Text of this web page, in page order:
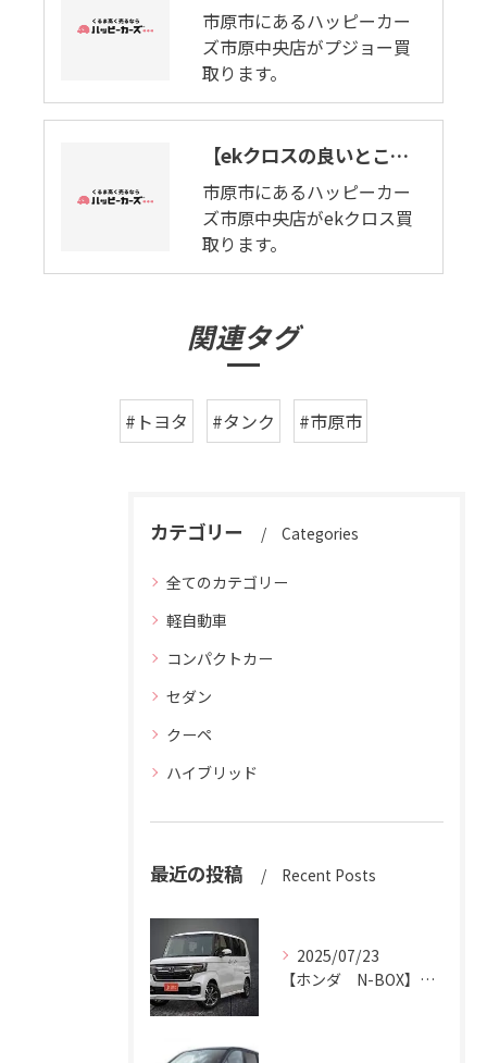
市原市にあるハッピーカー
ズ市原中央店がプジョー買
取ります。
【ekクロスの良いとこ悪いとこ】遊びゴコロにギアを入れろ。市原市でekクロス買取ります。
市原市にあるハッピーカー
ズ市原中央店がekクロス買
取ります。
関連タグ
#トヨタ #タンク #市原市
カテゴリー Categories
全てのカテゴリー
軽自動車
コンパクトカー
セダン
クーペ
ハイブリッド
最近の投稿 Recent Posts
2025/07/23
【ホンダ N-BOX】N-BOXをハッピーカーズ市原中央店にお売りください。